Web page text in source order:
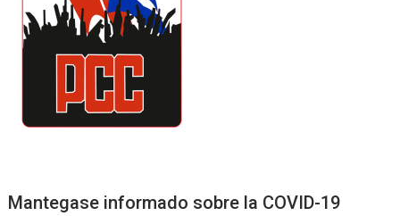
Mantegase informado sobre la COVID-19